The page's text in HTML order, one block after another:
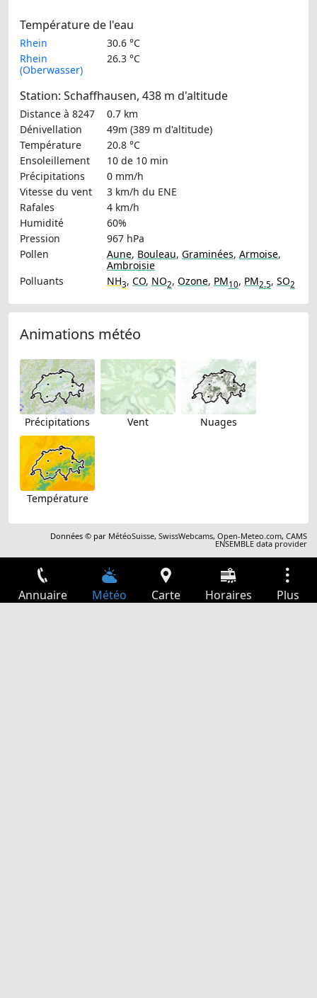
Température de l'eau
Rhein
30.6 °C
Rhein
(Oberwasser)
26.3 °C
Station: Schaffhausen, 438 m d'altitude
Distance à 8247
0.7 km
Dénivellation
49m (389 m d'altitude)
Température
20.8 °C
Ensoleillement
10 de 10 min
Précipitations
0 mm/h
Vitesse du vent
3 km/h du ENE
Rafales
4 km/h
Humidité
60%
Pression
967 hPa
Pollen
Aune, Bouleau, Graminées, Armoise,
Ambroisie
Polluants
NH3, CO, NO2, Ozone, PM10, PM2.5, SO2
Animations météo
Précipitations Vent Nuages
Température
Données © par MétéoSuisse,SwissWebcams,Open-Meteo.com,CAMS
ENSEMBLE data provider
Annuaire Météo Carte Horaires Plus